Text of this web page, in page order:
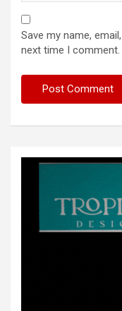
Save my name,
next time I comment.